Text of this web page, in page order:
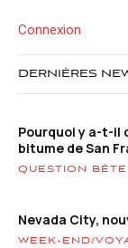
Connexion
DERNIÈRES
Pourquoi y a-t-il
bitume de San
QUESTION BÊTE
Nevada City,
WEEK-END/